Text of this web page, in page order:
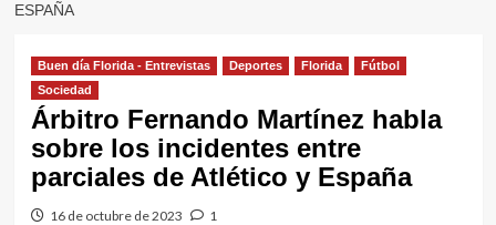
ESPAÑA
Buen día Florida - Entrevistas Deportes Florida
Fútbol
Sociedad
Árbitro Fernando Martínez habla
sobre los incidentes entre
parciales de Atlético y España
16 de octubre de 2023 1